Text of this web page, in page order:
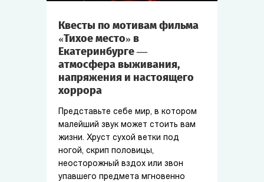
Квесты по мотивам фильма
«Тихое место» в
Екатеринбурге —
атмосфера выживания,
напряжения и настоящего
хоррора
Представьте себе мир, в котором
малейший звук может стоить вам
жизни. Хруст сухой ветки под
ногой, скрип половицы,
неосторожный вздох или звон
упавшего предмета мгновенно